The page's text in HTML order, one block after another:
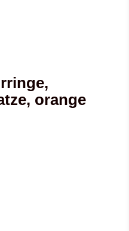
orange